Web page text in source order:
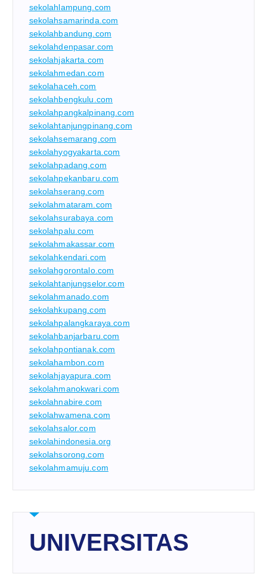
sekolahlampung.com
sekolahsamarinda.com
sekolahbandung.com
sekolahdenpasar.com
sekolahjakarta.com
sekolahmedan.com
sekolahaceh.com
sekolahbengkulu.com
sekolahpangkalpinang.com
sekolahtanjungpinang.com
sekolahsemarang.com
sekolahyogyakarta.com
sekolahpadang.com
sekolahpekanbaru.com
sekolahserang.com
sekolahmataram.com
sekolahsurabaya.com
sekolahpalu.com
sekolahmakassar.com
sekolahkendari.com
sekolahgorontalo.com
sekolahtanjungselor.com
sekolahmanado.com
sekolahkupang.com
sekolahpalangkaraya.com
sekolahbanjarbaru.com
sekolahpontianak.com
sekolahambon.com
sekolahjayapura.com
sekolahmanokwari.com
sekolahnabire.com
sekolahwamena.com
sekolahsalor.com
sekolahindonesia.org
sekolahsorong.com
sekolahmamuju.com
UNIVERSITAS